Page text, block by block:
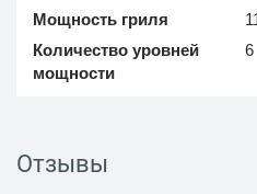
Мощность гриля
Количество уровней
мощности
6
Дисплей
Отзывы